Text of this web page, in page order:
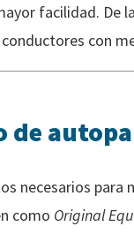
facilidad. De
con
de
necesarios para
como Original